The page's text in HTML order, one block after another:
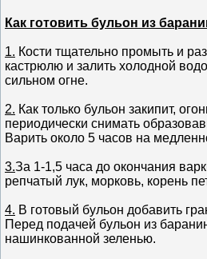
Как готовить бульон из
1. Кости тщательно промыть и
кастрюлю и залить холодной
сильном огне.
2. Как только бульон закипит,
периодически снимать
Варить около 5 часов на
3.За 1-1,5 часа до окончания
репчатый лук, морковь, корень
4. В готовый бульон добавить
Перед подачей бульон из
нашинкованной зеленью.